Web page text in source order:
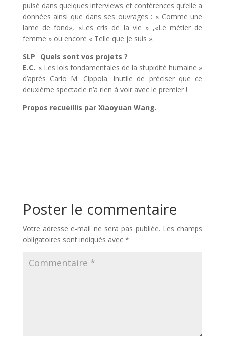
puisé dans quelques interviews et conférences qu’elle a
données ainsi que dans ses ouvrages : « Comme une
lame de fond», «Les cris de la vie » ,«Le métier de
femme » ou encore « Telle que je suis ».
SLP_ Quels sont vos projets ?
E.C._ « Les lois fondamentales de la stupidité humaine »
d’après Carlo M. Cippola. Inutile de préciser que ce
deuxième spectacle n’a rien à voir avec le premier !
Propos recueillis par Xiaoyuan Wang.
Poster le commentaire
Votre adresse e-mail ne sera pas publiée. Les champs
obligatoires sont indiqués avec *